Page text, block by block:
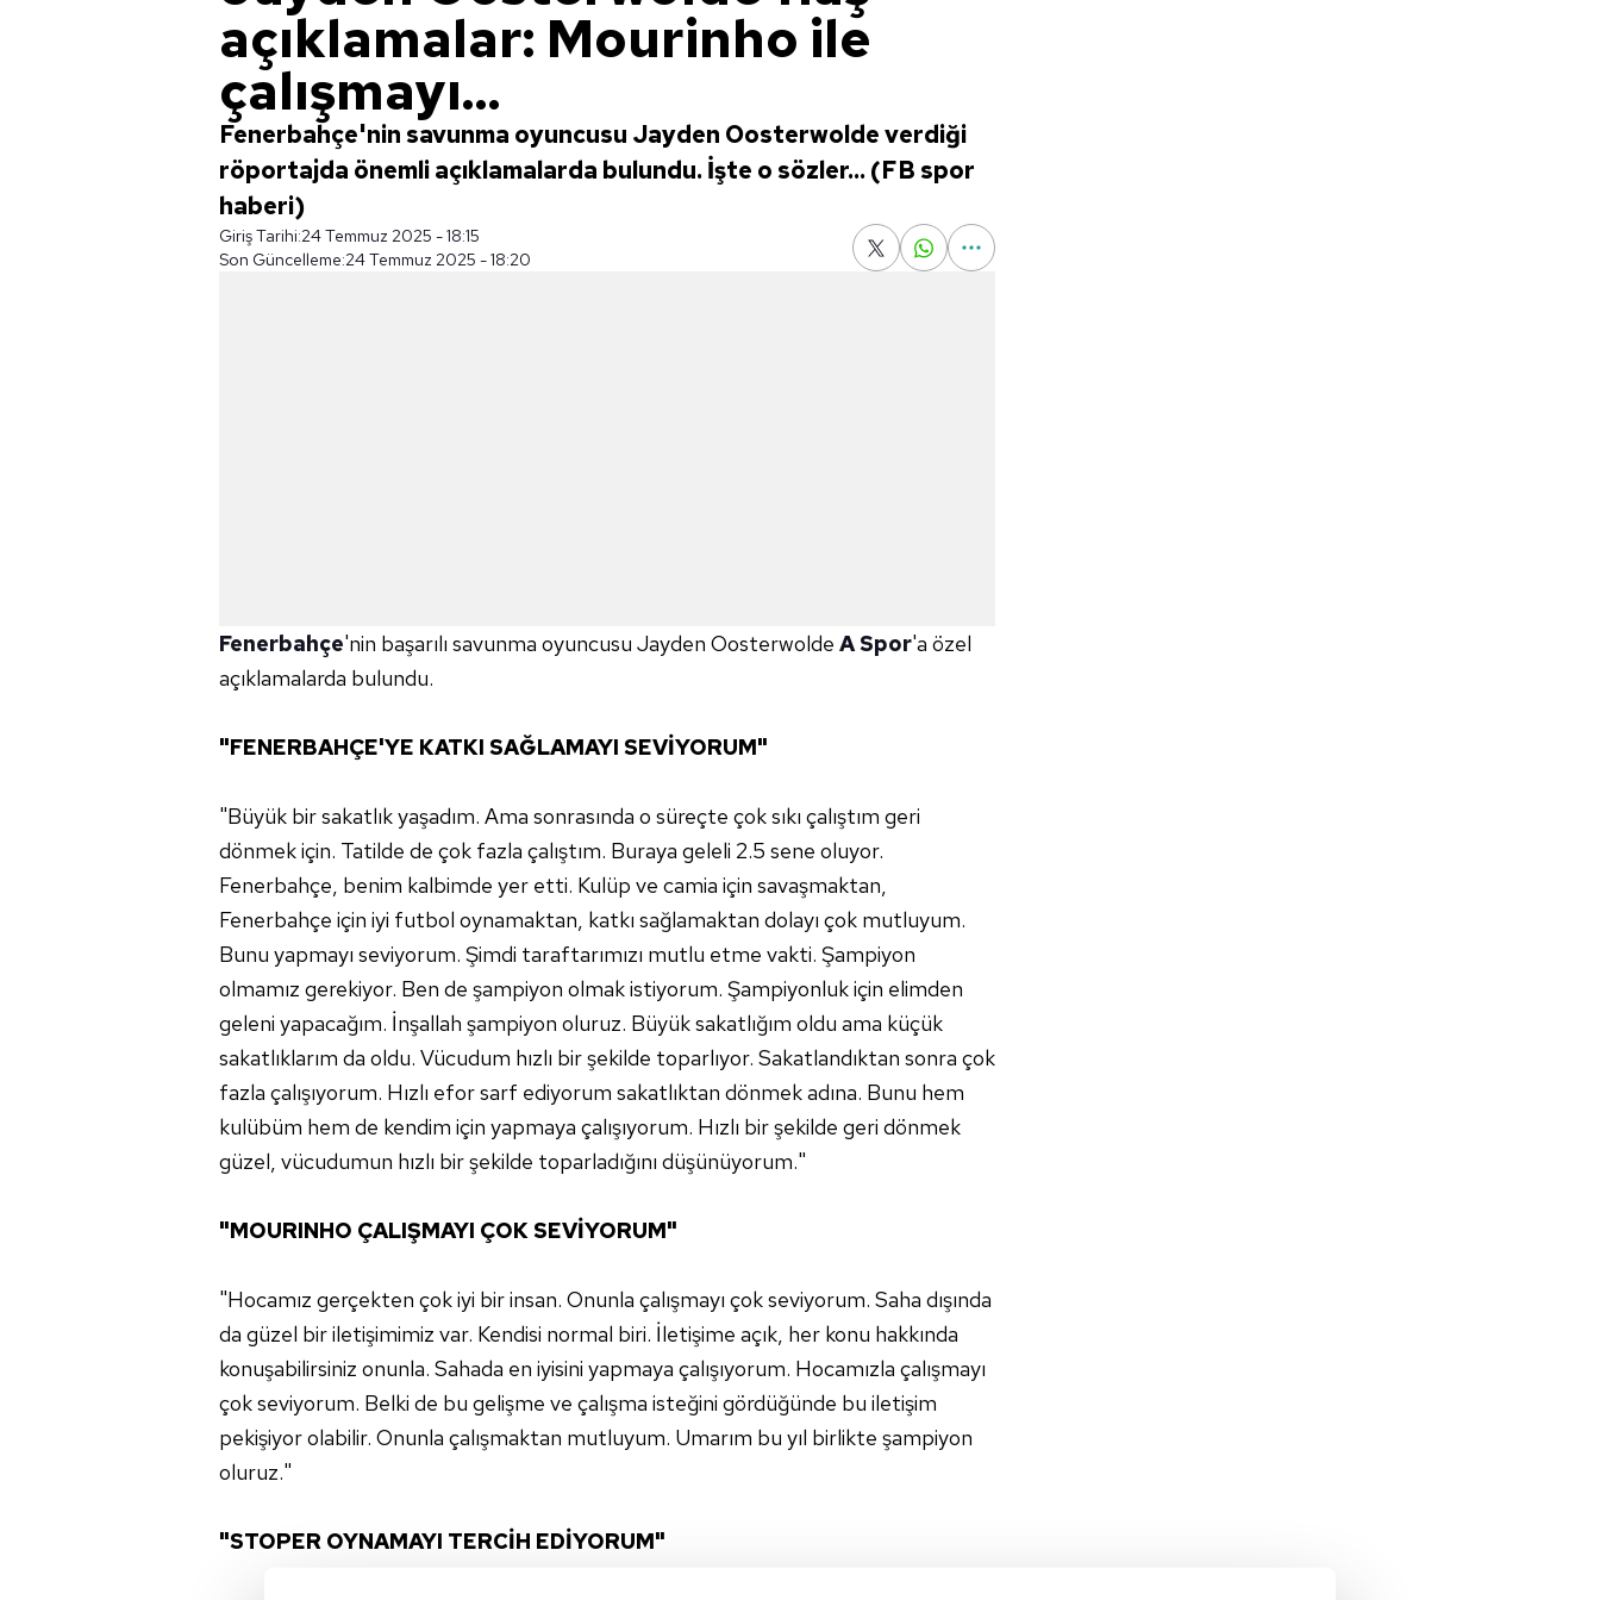
açıklamalar: Mourinho ile
çalışmayı...
Fenerbahçe'nin savunma oyuncusu Jayden Oosterwolde verdiği
röportajda önemli açıklamalarda bulundu. İşte o sözler... (FB spor
haberi)
Giriş Tarihi:24 Temmuz 2025 - 18:15
Son Güncelleme:24 Temmuz 2025 - 18:20
Fenerbahçe'nin başarılı savunma oyuncusu Jayden Oosterwolde A Spor'a özel
açıklamalarda bulundu.
"FENERBAHÇE'YE KATKI SAĞLAMAYI SEVİYORUM"
"Büyük bir sakatlık yaşadım. Ama sonrasında o süreçte çok sıkı çalıştım geri
dönmek için. Tatilde de çok fazla çalıştım. Buraya geleli 2.5 sene oluyor.
Fenerbahçe, benim kalbimde yer etti. Kulüp ve camia için savaşmaktan,
Fenerbahçe için iyi futbol oynamaktan, katkı sağlamaktan dolayı çok mutluyum.
Bunu yapmayı seviyorum. Şimdi taraftarımızı mutlu etme vakti. Şampiyon
olmamız gerekiyor. Ben de şampiyon olmak istiyorum. Şampiyonluk için elimden
geleni yapacağım. İnşallah şampiyon oluruz. Büyük sakatlığım oldu ama küçük
sakatlıklarım da oldu. Vücudum hızlı bir şekilde toparlıyor. Sakatlandıktan sonra çok
fazla çalışıyorum. Hızlı efor sarf ediyorum sakatlıktan dönmek adına. Bunu hem
kulübüm hem de kendim için yapmaya çalışıyorum. Hızlı bir şekilde geri dönmek
güzel, vücudumun hızlı bir şekilde toparladığını düşünüyorum."
"MOURINHO ÇALIŞMAYI ÇOK SEVİYORUM"
"Hocamız gerçekten çok iyi bir insan. Onunla çalışmayı çok seviyorum. Saha dışında
da güzel bir iletişimimiz var. Kendisi normal biri. İletişime açık, her konu hakkında
konuşabilirsiniz onunla. Sahada en iyisini yapmaya çalışıyorum. Hocamızla çalışmayı
çok seviyorum. Belki de bu gelişme ve çalışma isteğini gördüğünde bu iletişim
pekişiyor olabilir. Onunla çalışmaktan mutluyum. Umarım bu yıl birlikte şampiyon
oluruz."
"STOPER OYNAMAYI TERCİH EDİYORUM"